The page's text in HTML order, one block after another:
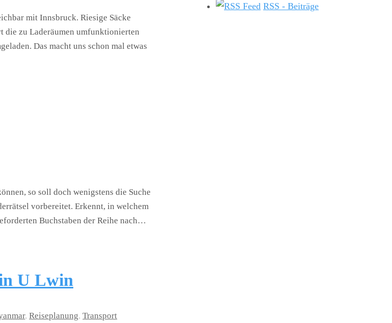
mit Innsbruck. Riesige Säcke
die zu Laderäumen umfunktionierten
Das macht uns schon mal etwas
so soll doch wenigstens die Suche
vorbereitet. Erkennt, in welchem
Buchstaben der Reihe nach…
U Lwin
,Reiseplanung,Transport
RSS - Beiträge